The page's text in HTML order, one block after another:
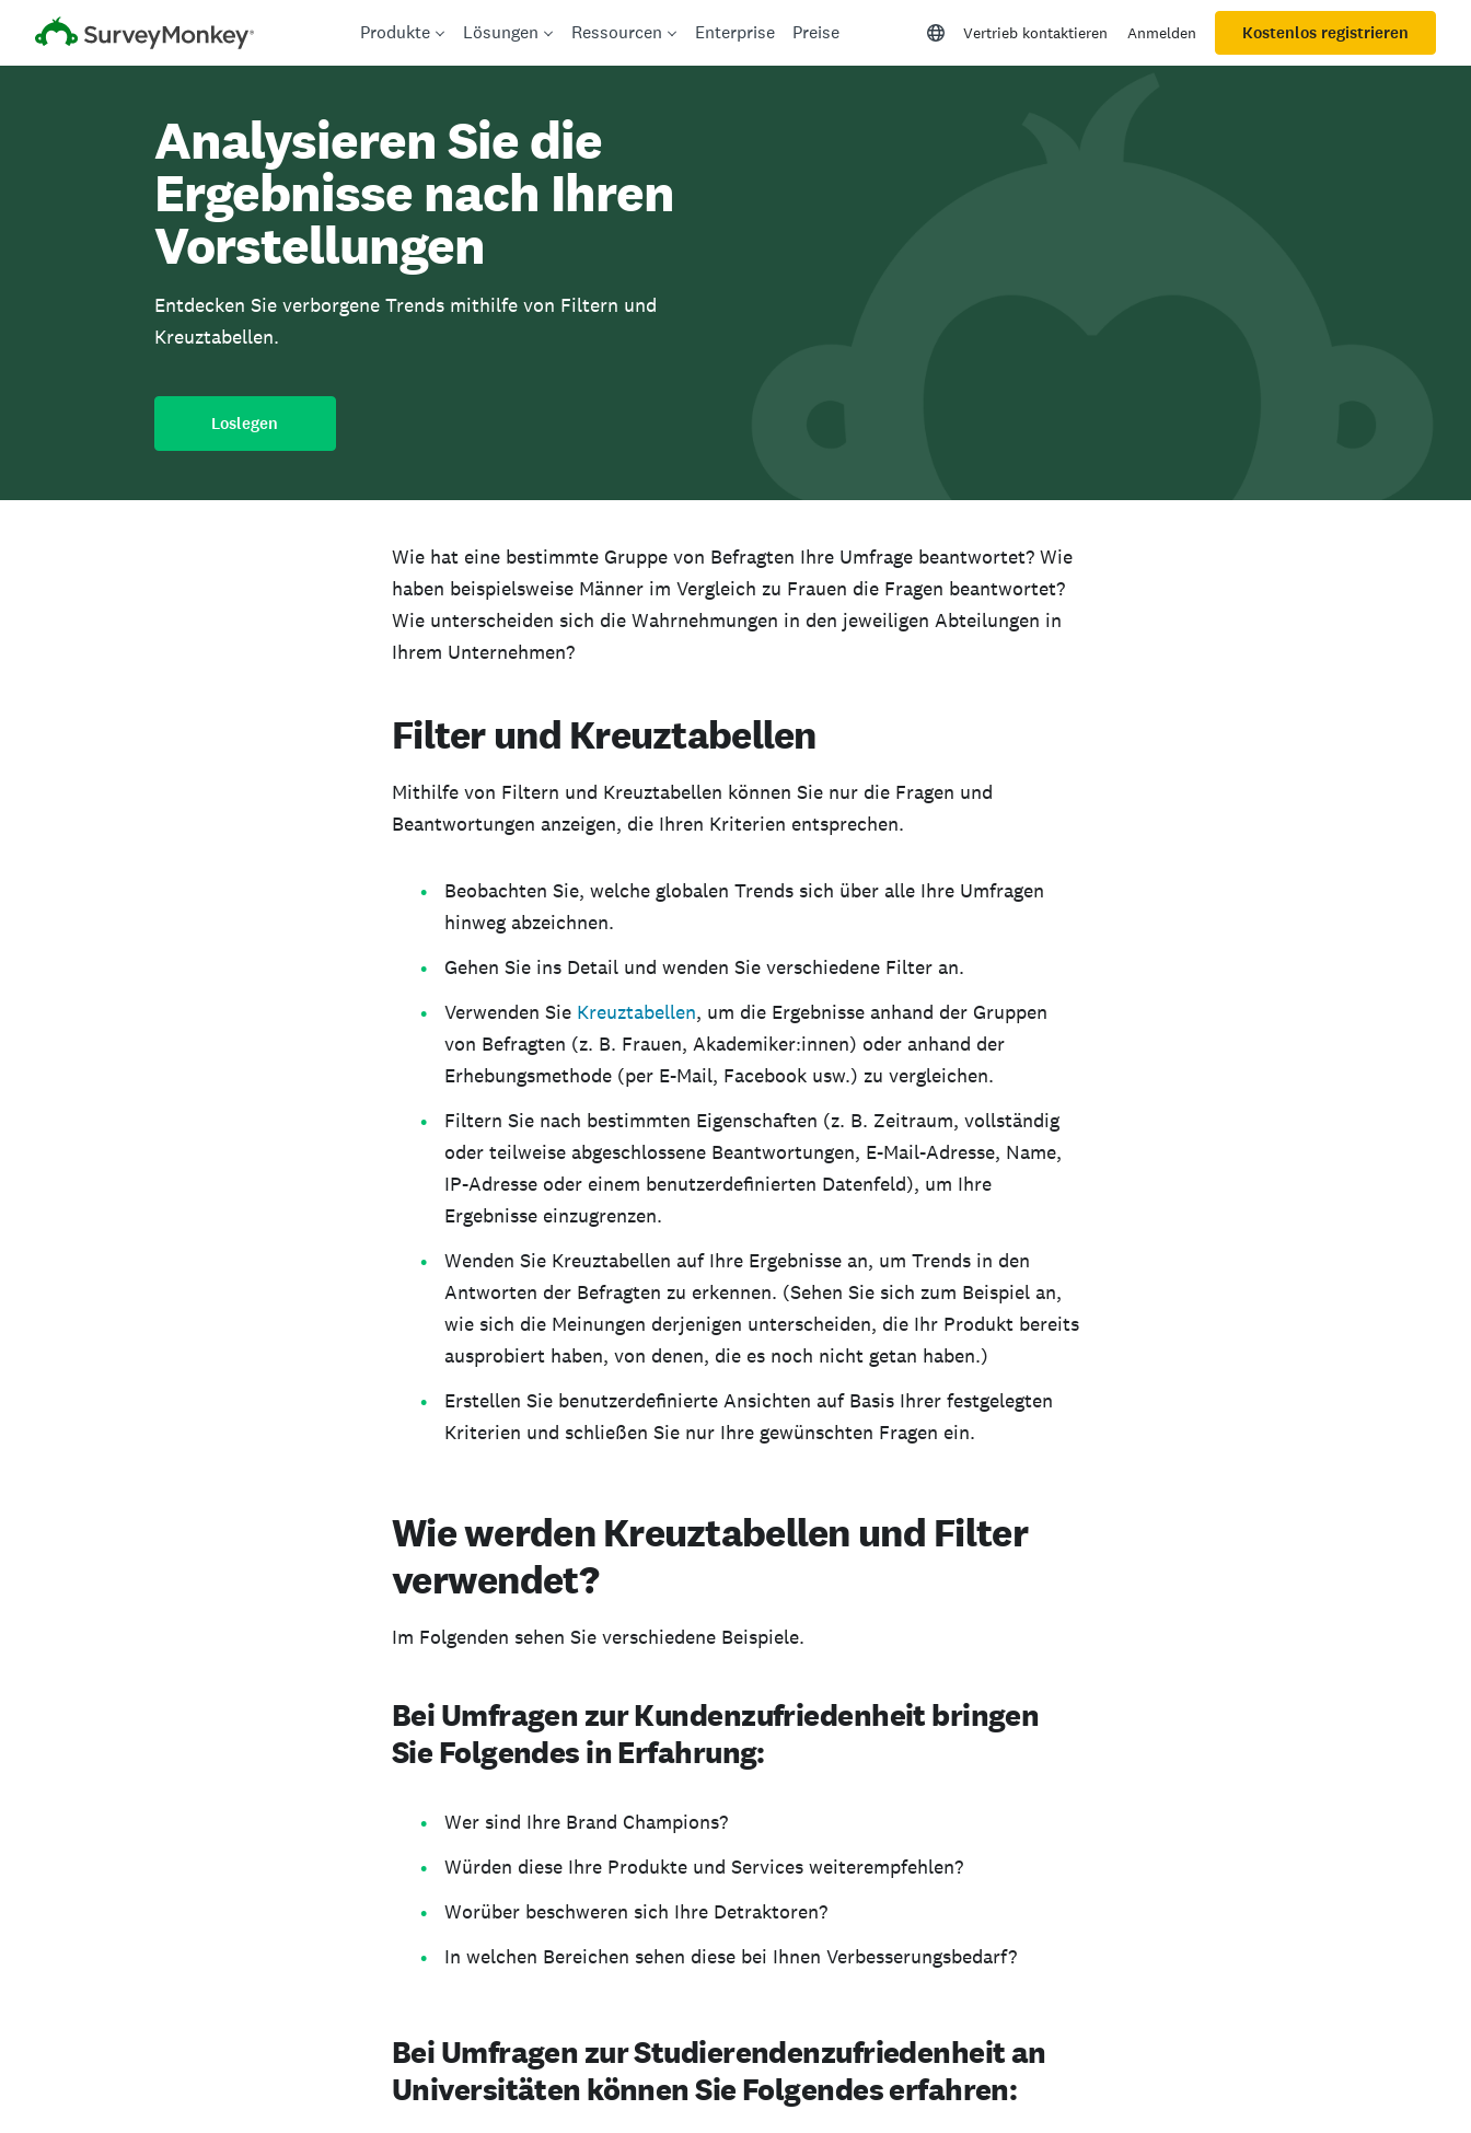
Produkte Lösungen Ressourcen Enterprise Preise Vertrieb kontaktieren Anmelden Kostenlos registrieren
Analysieren Sie die
Ergebnisse nach Ihren
Vorstellungen
Entdecken Sie verborgene Trends mithilfe von Filtern und
Kreuztabellen.
Loslegen
Wie hat eine bestimmte Gruppe von Befragten Ihre Umfrage beantwortet? Wie
haben beispielsweise Männer im Vergleich zu Frauen die Fragen beantwortet?
Wie unterscheiden sich die Wahrnehmungen in den jeweiligen Abteilungen in
Ihrem Unternehmen?
Filter und Kreuztabellen
Mithilfe von Filtern und Kreuztabellen können Sie nur die Fragen und
Beantwortungen anzeigen, die Ihren Kriterien entsprechen.
Beobachten Sie, welche globalen Trends sich über alle Ihre Umfragen
hinweg abzeichnen.
Gehen Sie ins Detail und wenden Sie verschiedene Filter an.
Verwenden Sie Kreuztabellen, um die Ergebnisse anhand der Gruppen
von Befragten (z. B. Frauen, Akademiker:innen) oder anhand der
Erhebungsmethode (per E-Mail, Facebook usw.) zu vergleichen.
Filtern Sie nach bestimmten Eigenschaften (z. B. Zeitraum, vollständig
oder teilweise abgeschlossene Beantwortungen, E-Mail-Adresse, Name,
IP-Adresse oder einem benutzerdefinierten Datenfeld), um Ihre
Ergebnisse einzugrenzen.
Wenden Sie Kreuztabellen auf Ihre Ergebnisse an, um Trends in den
Antworten der Befragten zu erkennen. (Sehen Sie sich zum Beispiel an,
wie sich die Meinungen derjenigen unterscheiden, die Ihr Produkt bereits
ausprobiert haben, von denen, die es noch nicht getan haben.)
Erstellen Sie benutzerdefinierte Ansichten auf Basis Ihrer festgelegten
Kriterien und schließen Sie nur Ihre gewünschten Fragen ein.
Wie werden Kreuztabellen und Filter
verwendet?
Im Folgenden sehen Sie verschiedene Beispiele.
Bei Umfragen zur Kundenzufriedenheit bringen
Sie Folgendes in Erfahrung:
Wer sind Ihre Brand Champions?
Würden diese Ihre Produkte und Services weiterempfehlen?
Worüber beschweren sich Ihre Detraktoren?
In welchen Bereichen sehen diese bei Ihnen Verbesserungsbedarf?
Bei Umfragen zur Studierendenzufriedenheit an
Universitäten können Sie Folgendes erfahren: